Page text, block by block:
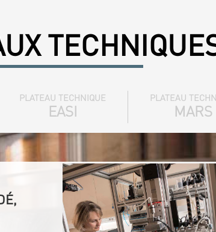
PLATEAU TECHNIQUE
EASI
PLATEAU
MARS